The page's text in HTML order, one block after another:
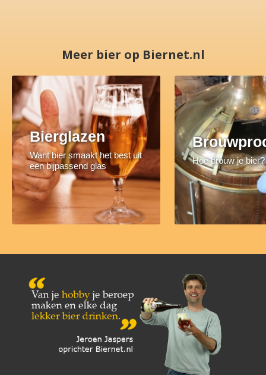
Meer bier op Biernet.nl
Bierglazen
Want bier smaakt het best uit
een bijpassend glas
Hoe brouw je bier?